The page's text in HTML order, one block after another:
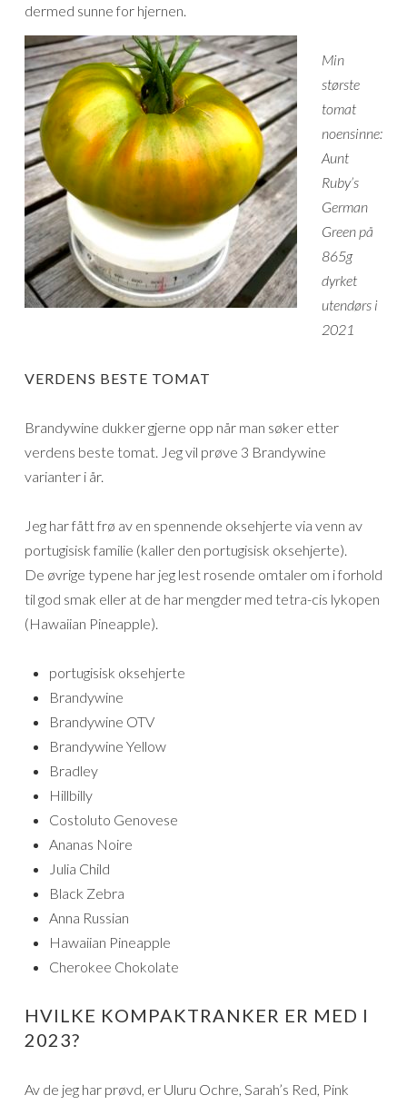
dermed sunne for hjernen.
Min
største
tomat
noensinne:
Aunt
Ruby’s
German
Green på
865g
dyrket
utendørs i
2021
VERDENS BESTE TOMAT
Brandywine dukker gjerne opp når man søker etter
verdens beste tomat. Jeg vil prøve 3 Brandywine
varianter i år.
Jeg har fått frø av en spennende oksehjerte via venn av
portugisisk familie (kaller den portugisisk oksehjerte).
De øvrige typene har jeg lest rosende omtaler om i forhold
til god smak eller at de har mengder med tetra-cis lykopen
(Hawaiian Pineapple).
portugisisk oksehjerte
Brandywine
Brandywine OTV
Brandywine Yellow
Bradley
Hillbilly
Costoluto Genovese
Ananas Noire
Julia Child
Black Zebra
Anna Russian
Hawaiian Pineapple
Cherokee Chokolate
HVILKE KOMPAKTRANKER ER MED I
2023?
Av de jeg har prøvd, er Uluru Ochre, Sarah’s Red, Pink